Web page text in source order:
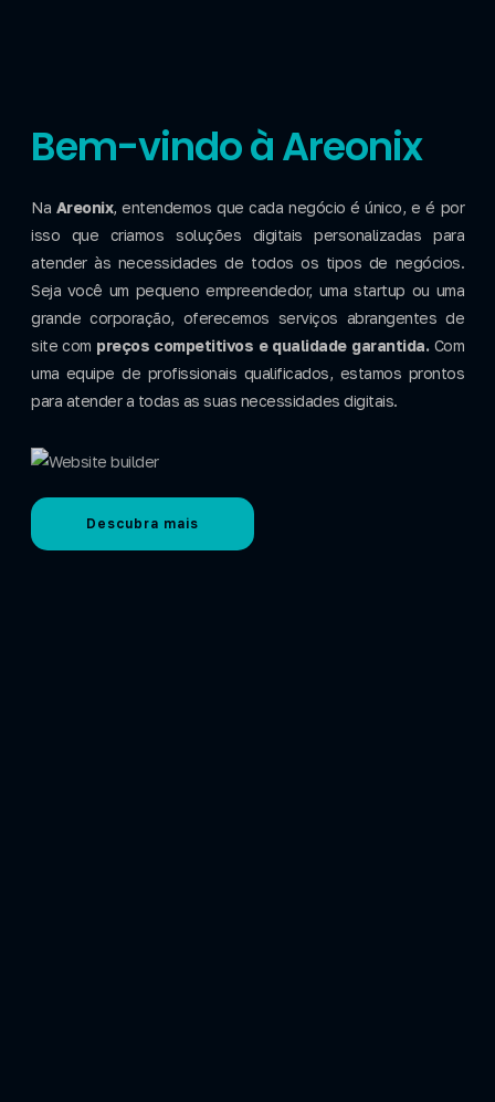
Bem-vindo à Areonix
Na Areonix, entendemos que cada negócio é único, e é por
isso que criamos soluções digitais personalizadas para
atender às necessidades de todos os tipos de negócios.
Seja você um pequeno empreendedor, uma startup ou uma
grande corporação, oferecemos serviços abrangentes de
site com preços competitivos e qualidade garantida.Com
uma equipe de profissionais qualificados, estamos prontos
para atender a todas as suas necessidades digitais.
Descubra mais